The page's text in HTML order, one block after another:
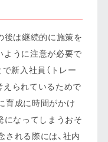
後は継続的に施策を
ように注意が必要で
新入社員（トレー
えられているためで
育成に時間がかけ
になってしまうおそ
れる際には、社内